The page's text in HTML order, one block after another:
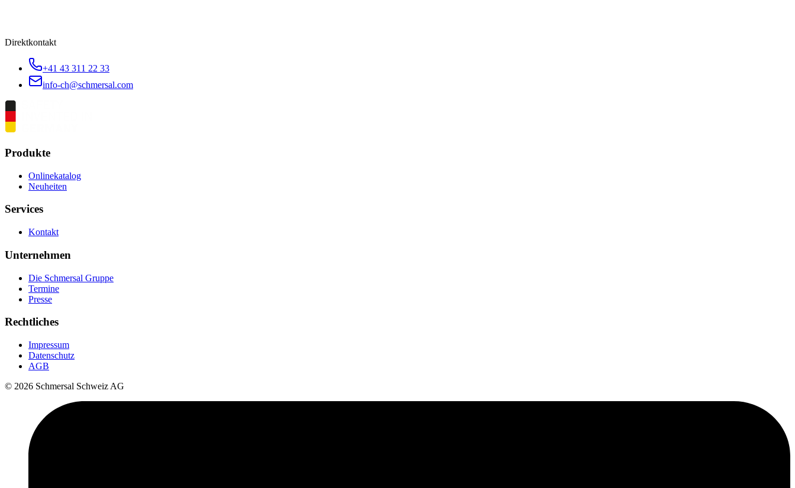
Direktkontakt
+41 43 311 22 33
info-ch@schmersal.com
Produkte
Onlinekatalog
Neuheiten
Services
Kontakt
Unternehmen
Die Schmersal Gruppe
Termine
Presse
Rechtliches
Impressum
Datenschutz
AGB
© 2026 Schmersal Schweiz AG